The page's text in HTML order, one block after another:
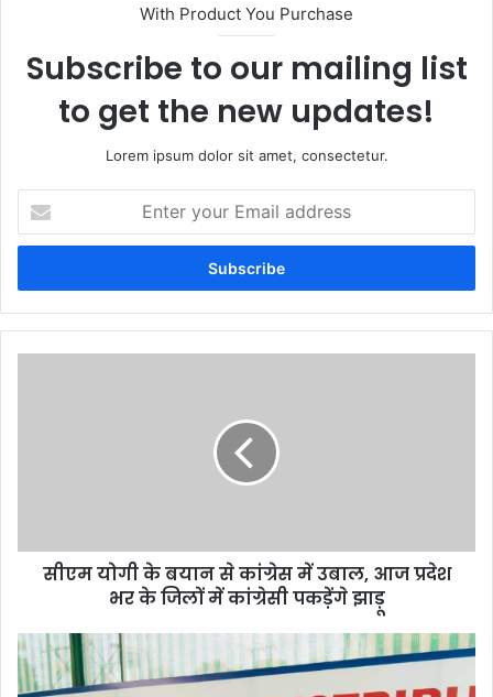
With Product You Purchase
Subscribe to our mailing list
to get the new updates!
Lorem ipsum dolor sit amet, consectetur.
your
Email
सीएम योगी के बयान से कांग्रेस में उबाल, आज प्रदेश
भर के जिलों में कांग्रेसी पकड़ेंगे झाड़ू